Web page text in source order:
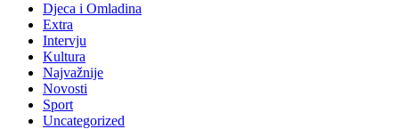
Djeca i Omladina
Extra
Intervju
Kultura
Najvažnije
Novosti
Sport
Uncategorized